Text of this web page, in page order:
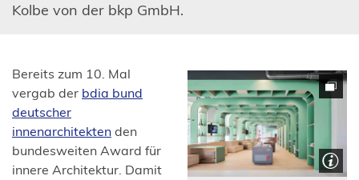
Kolbe von der bkp GmbH.
Bereits zum 10. Mal
vergab der bdia bund
deutscher
innenarchitekten
(Öffnet
einem
den
bundesweiten Award für
innere Architektur. Damit